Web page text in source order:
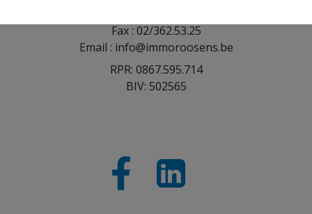
Fax : 02/362.53.25
Email : info@immoroosens.be
RPR: 0867.595.714
BIV: 502565